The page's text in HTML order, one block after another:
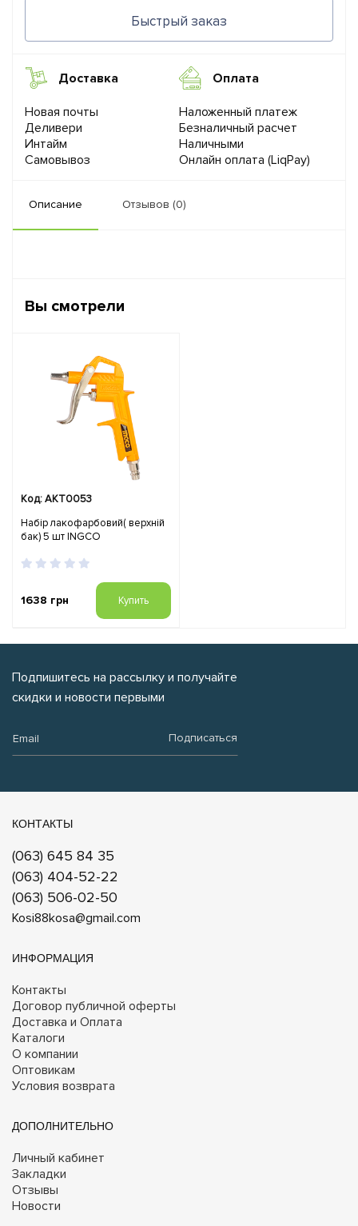
Быстрый заказ
Доставка
Новая почты
Деливери
Интайм
Самовывоз
Оплата
Наложенный платеж
Безналичный расчет
Наличными
Онлайн оплата (LiqPay)
Описание Отзывов (0)
Вы смотрели
Код: AKT0053
Набір лакофарбовий( верхній
бак) 5 шт INGCO
1638 грн Купить
Подпишитесь на рассылку и получайте
скидки и новости первыми
Подписаться
КОНТАКТЫ
(063) 645 84 35
(063) 404-52-22
(063) 506-02-50
Kosi88kosa@gmail.com
ИНФОРМАЦИЯ
Контакты
Договор публичной оферты
Доставка и Оплата
Каталоги
О компании
Оптовикам
Условия возврата
ДОПОЛНИТЕЛЬНО
Личный кабинет
Закладки
Отзывы
Новости